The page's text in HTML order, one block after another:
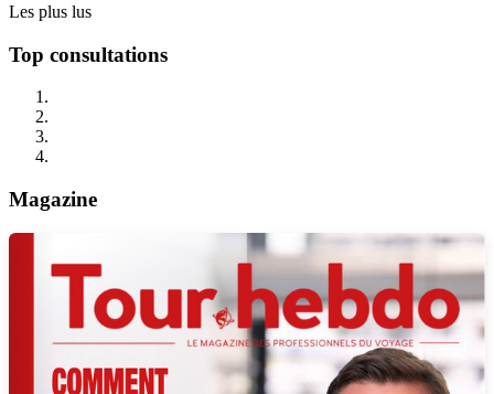
Les plus lus
Top consultations
Magazine